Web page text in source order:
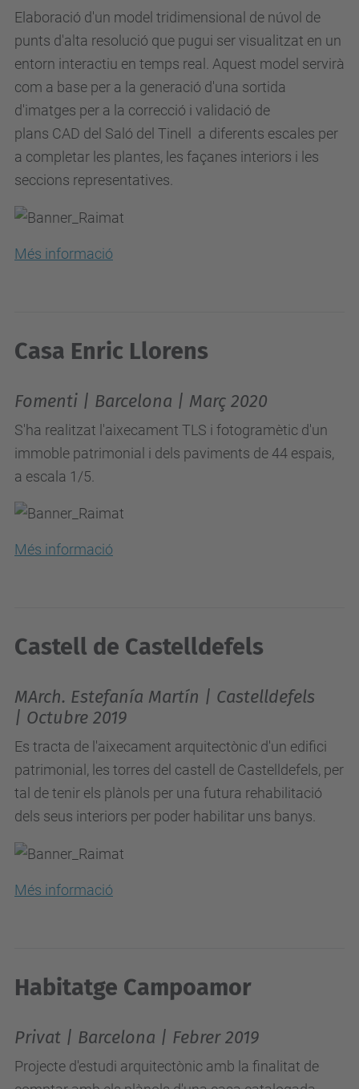
Elaboració d'un model tridimensional de núvol de
punts d'alta resolució que pugui ser visualitzat en un
entorn interactiu en temps real. Aquest model servirà
com a base per a la generació d'una sortida
d'imatges per a la correcció i validació de
plans CAD del Saló del Tinell a diferents escales per
a completar les plantes, les façanes interiors i les
seccions representatives.
Més informació
Casa Enric Llorens
Fomenti | Barcelona | Març 2020
S'ha realitzat l'aixecament TLS i fotogramètic d'un
immoble patrimonial i dels paviments de 44 espais,
a escala 1/5.
Més informació
Castell de Castelldefels
MArch. Estefanía Martín | Castelldefels
| Octubre 2019
Es tracta de l'aixecament arquitectònic d'un edifici
patrimonial, les torres del castell de Castelldefels, per
tal de tenir els plànols per una futura rehabilitació
dels seus interiors per poder habilitar uns banys.
Més informació
Habitatge Campoamor
Privat | Barcelona | Febrer 2019
Projecte d'estudi arquitectònic amb la finalitat de